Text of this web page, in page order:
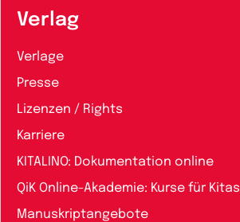
Verlag
Verlage
Presse
Lizenzen / Rights
Karriere
KITALINO: Dokumentation online
QiK Online-Akademie: Kurse für Kitas
Manuskriptangebote